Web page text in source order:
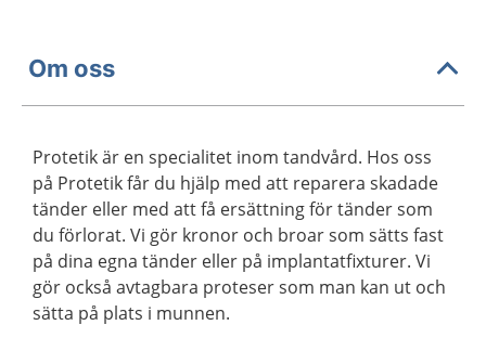
Om oss
Protetik är en specialitet inom tandvård. Hos oss
på Protetik får du hjälp med att reparera skadade
tänder eller med att få ersättning för tänder som
du förlorat. Vi gör kronor och broar som sätts fast
på dina egna tänder eller på implantatfixturer. Vi
gör också avtagbara proteser som man kan ut och
sätta på plats i munnen.